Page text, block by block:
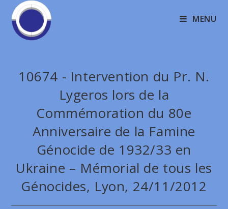
MENU
10674 - Intervention du Pr. N.
Lygeros lors de la
Commémoration du 80e
Anniversaire de la Famine
Génocide de 1932/33 en
Ukraine – Mémorial de tous les
Génocides, Lyon, 24/11/2012